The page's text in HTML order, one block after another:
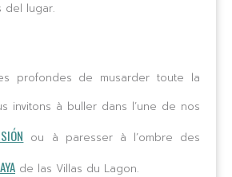
del lugar.
profondes de musarder toute la
invitons à buller dans l’une de nos
ou à paresser à l’ombre des
de las Villas du Lagon.